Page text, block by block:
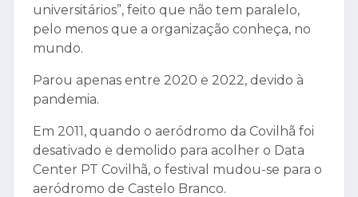
universitários”, feito que não tem paralelo,
pelo menos que a organização conheça, no
mundo.
Parou apenas entre 2020 e 2022, devido à
pandemia.
Em 2011, quando o aeródromo da Covilhã foi
desativado e demolido para acolher o Data
Center PT Covilhã, o festival mudou-se para o
aeródromo de Castelo Branco.